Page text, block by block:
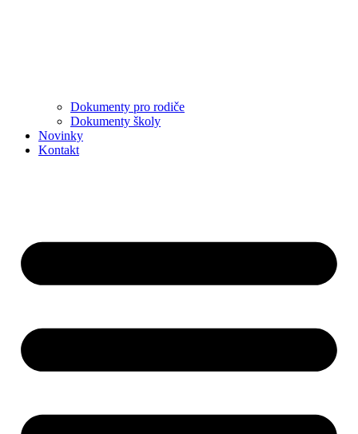
Dokumenty pro rodiče
Dokumenty školy
Novinky
Kontakt